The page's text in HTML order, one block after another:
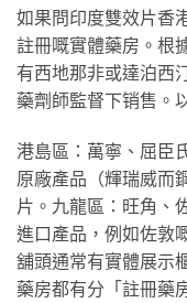
如果問印度雙效片香
註冊嘅實體藥房。根
有西地那非或達泊西
藥劑師監督下销售。
港島區：萬寧、屈臣
原廠產品（輝瑞威而
片。九龍區：旺角、
進口產品，例如佐敦
舖頭通常有實體展示
藥房都有分「註冊藥